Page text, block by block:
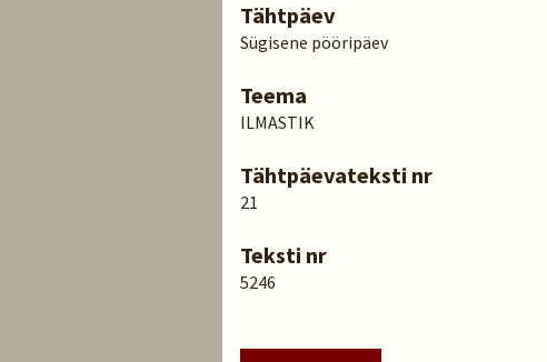
Tähtpäev
Sügisene pööripäev
Teema
ILMASTIK
Tähtpäevateksti nr
21
Teksti nr
5246